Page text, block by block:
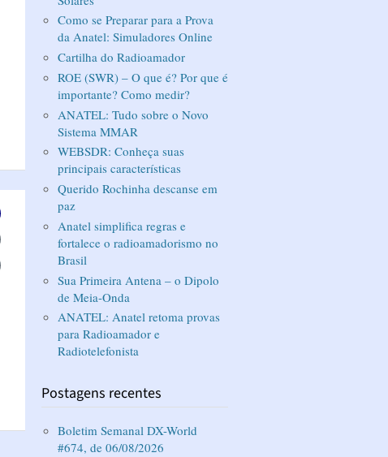
Como se Preparar para a Prova
da Anatel: Simuladores Online
Cartilha do Radioamador
ROE (SWR) – O que é? Por que é
importante? Como medir?
ANATEL: Tudo sobre o Novo
Sistema MMAR
WEBSDR: Conheça suas
principais características
Querido Rochinha descanse em
paz
Anatel simplifica regras e
fortalece o radioamadorismo no
Brasil
Sua Primeira Antena – o Dipolo
de Meia-Onda
ANATEL: Anatel retoma provas
para Radioamador e
Radiotelefonista
Postagens recentes
Boletim Semanal DX-World
#674, de 06/08/2026